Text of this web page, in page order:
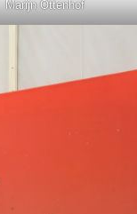
Marijn Ottenhof